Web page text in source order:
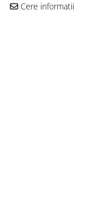
Cere informatii